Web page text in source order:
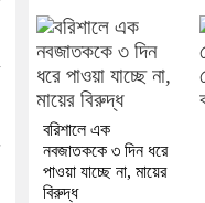
বরিশালে এক
নবজাতককে ৩ দিন ধরে
পাওয়া যাচ্ছে না, মায়ের
বিরুদ্ধ